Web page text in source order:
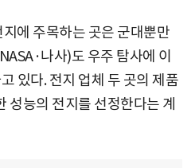
에 주목하는 곳은 군대뿐만
나사)도 우주 탐사에 이
있다. 전지 업체 두 곳의 제품
성능의 전지를 선정한다는 계